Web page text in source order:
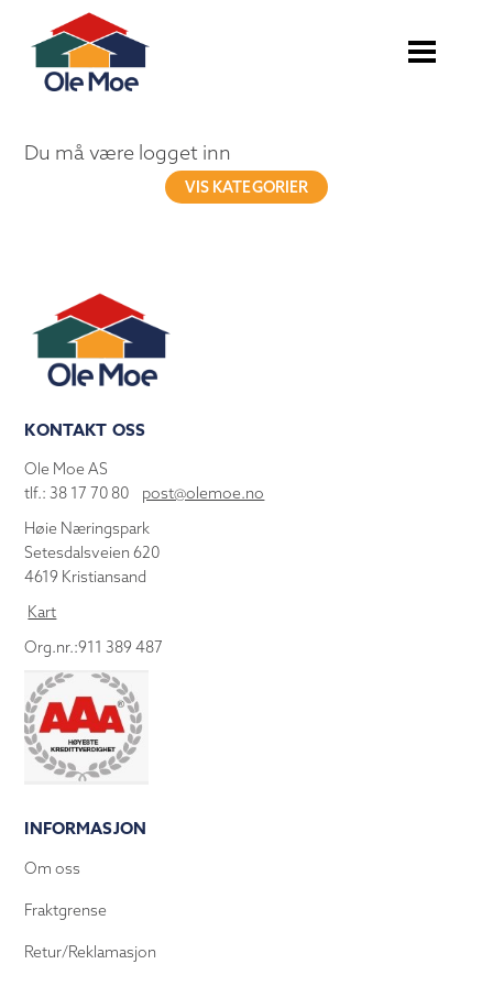
Du må være logget inn
VIS KATEGORIER
KONTAKT OSS
Ole Moe AS
tlf.: 38 17 70 80 post@olemoe.no
Høie Næringspark
Setesdalsveien 620
4619 Kristiansand
Kart
Org.nr.:911 389 487
INFORMASJON
Om oss
Fraktgrense
Retur/Reklamasjon